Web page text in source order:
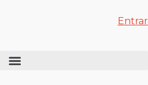
Entrar